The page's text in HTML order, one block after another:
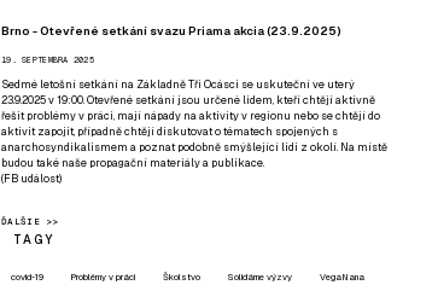
Brno - Otevřené setkání svazu Priama akcia (23.9.2025)
19. SEPTEMBRA 2025
Sedmé letošní setkání na Základně Tři Ocásci se uskuteční ve uterý
23.9.2025 v 19:00. Otevřené setkání jsou určené lidem, kteří chtějí aktivně
řešit problémy v práci, mají nápady na aktivity v regionu nebo se chtějí do
aktivit zapojit, případně chtějí diskutovat o tématech spojených s
anarchosyndikalismem a poznat podobně smýšlející lidi z okolí. Na místě
budou také naše propagační materiály a publikace.
(FB událost)
ĎALŠIE >>
TAGY
covid-19 Problémy v práci Školstvo Solidárne výzvy VegaNana